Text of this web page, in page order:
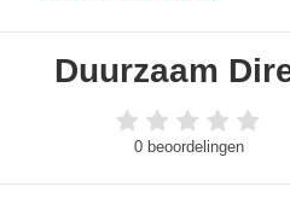
Duurzaam
0 beoordelingen